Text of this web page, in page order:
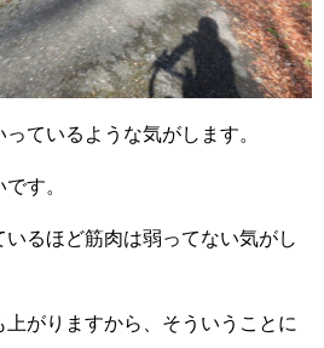
ているような気がします。
す。
るほど筋肉は弱ってない気がし
がりますから、そういうことに